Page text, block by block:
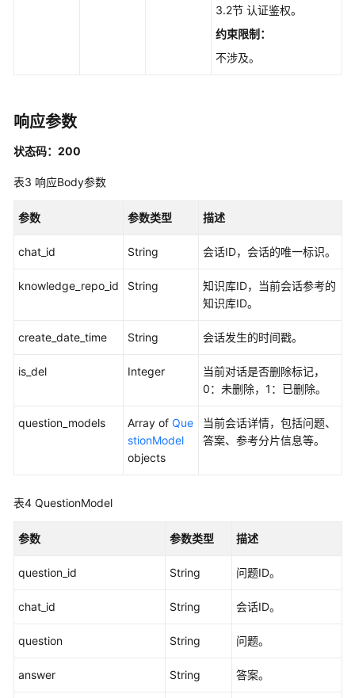
API
历
结
3.2节 认证鉴权。
约束限制：
不涉及。
响应参数
状态码：200
表3 响应Body参数
参数 参数类型 描述
chat_id String 会话ID，会话的唯一标识。
knowledge_repo_id String
知识库ID，当前会话参考的
知识库ID。
create_date_time String 会话发生的时间戳。
is_del Integer
当前对话是否删除标记，
0：未删除，1：已删除。
question_models Array of Que
stionModel
objects
当前会话详情，包括问题、
答案、参考分片信息等。
表4 QuestionModel
参数 参数类型 描述
question_id String 问题ID。
chat_id String 会话ID。
question String 问题。
answer String 答案。